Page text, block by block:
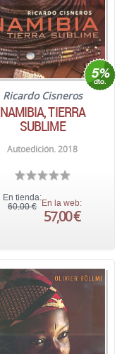
Ricardo Cisneros
NAMIBIA, TIERRA
SUBLIME
Autoedición. 2018
En tienda:
60,00 €
En la web:
57,00 €